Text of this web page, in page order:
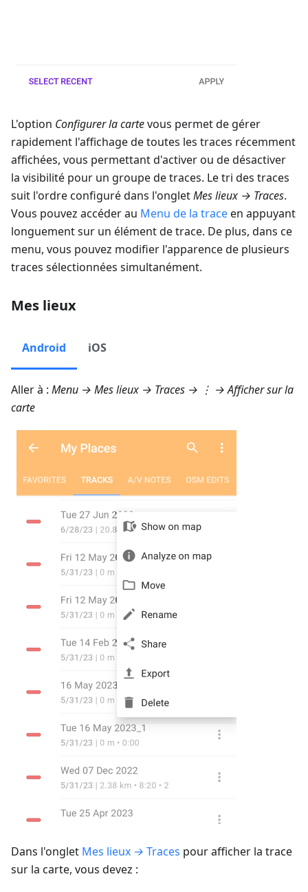
L'option Configurer la cartevous permet de gérer
rapidement l'affichage de toutes les traces récemment
affichées, vous permettant d'activer ou de désactiver
la visibilité pour un groupe de traces. Le tri des traces
suit l'ordre configuré dans l'ongletMes lieux → Traces.
Vous pouvez accéder au Menu de la traceen appuyant
longuement sur un élément de trace. De plus, dans ce
menu, vous pouvez modifier l'apparence de plusieurs
traces sélectionnées simultanément.
Mes lieux
Android iOS
Aller à : Menu → Mes lieux → Traces → ⋮ →Afficher sur la
carte
Dans l'onglet Mes lieux → Traces pour afficher la trace
sur la carte, vous devez :